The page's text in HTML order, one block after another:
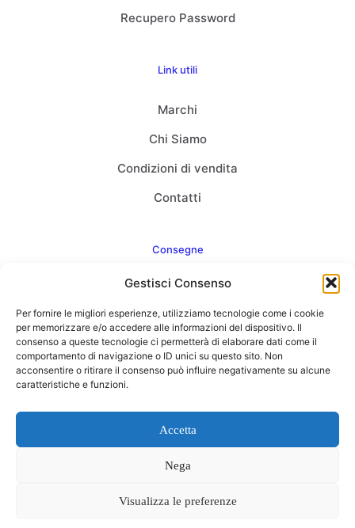
Gestisci Consenso
Per fornire le migliori esperienze, utilizziamo tecnologie come i cookie
per memorizzare e/o accedere alle informazioni del dispositivo. Il
consenso a queste tecnologie ci permetterà di elaborare dati come il
comportamento di navigazione o ID unici su questo sito. Non
acconsentire o ritirare il consenso può influire negativamente su alcune
caratteristiche e funzioni.
Accetta
Nega
Visualizza le preferenze
Recupero Password
Link utili
Marchi
Chi Siamo
Condizioni di vendita
Contatti
Consegne
Come consegnamo
FAQ